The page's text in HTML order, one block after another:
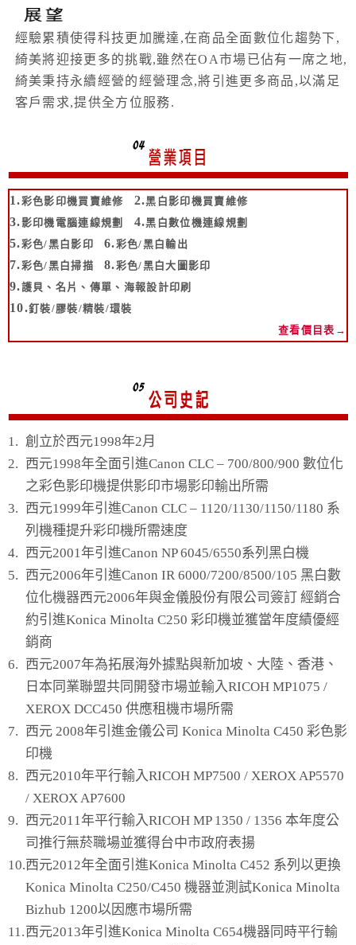
經驗累積使得科技更加騰達,在商品全面數位化趨勢下,
綺美將迎接更多的挑戰,雖然在OA市場已佔有一席之地,
綺美秉持永續經營的經營理念,將引進更多商品,以滿足
客戶需求,提供全方位服務.
1.彩色影印機買賣維修 2.黑白影印機買賣維修
3.影印機電腦連線規劃 4.黑白數位機連線規劃
5.彩色/黑白影印6.彩色/黑白輸出
7.彩色/黑白掃描8.彩色/黑白大圖影印
9.護貝、名片、傳單、海報設計印刷
10.釘裝/膠裝/精裝/環裝
查看價目表→
1. 創立於西元1998年2月
2. 西元1998年全面引進Canon CLC – 700/800/900 數位化
之彩色影印機提供影印市場影印輸出所需
3. 西元1999年引進Canon CLC – 1120/1130/1150/1180 系
列機種提升彩印機所需速度
4. 西元2001年引進Canon NP 6045/6550系列黑白機
5. 西元2006年引進Canon IR 6000/7200/8500/105 黑白數
位化機器西元2006年與金儀股份有限公司簽訂 經銷合
約引進Konica Minolta C250 彩印機並獲當年度績優經
銷商
6. 西元2007年為拓展海外據點與新加坡、大陸、香港、
日本同業聯盟共同開發市場並輸入RICOH MP1075 /
XEROX DCC450 供應租機市場所需
7. 西元 2008年引進金儀公司 Konica Minolta C450 彩色影
印機
8. 西元2010年平行輸入RICOH MP7500 / XEROX AP5570
/ XEROX AP7600
9. 西元2011年平行輸入RICOH MP 1350 / 1356 本年度公
司推行無菸職場並獲得台中市政府表揚
10.西元2012年全面引進Konica Minolta C452 系列以更換
Konica Minolta C250/C450 機器並測試Konica Minolta
Bizhub 1200以因應市場所需
11.西元2013年引進Konica Minolta C654機器同時平行輸